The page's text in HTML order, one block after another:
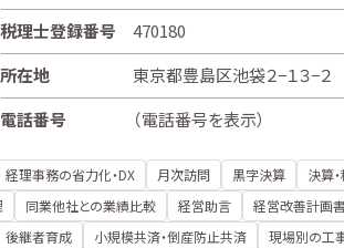
税理士登録番号
470180
所在地
東京都豊島区池袋２−１３−
電話番号
（電話番号を表示）
経理事務の省力化・DX 月次訪問 黒字決算 決算
同業他社との業績比較 経営助言 経営改善計画
後継者育成 小規模共済・倒産防止共済 現場別の工